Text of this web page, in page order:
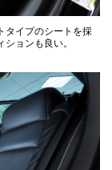
タイプのシートを採
ョンも良い。